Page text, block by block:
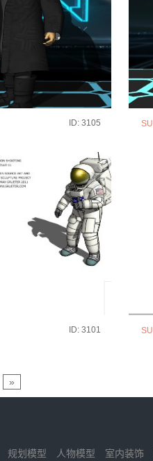
ID: 3105 SU
ID: 3101 SU
»
规划模型 人物模型 室内装饰